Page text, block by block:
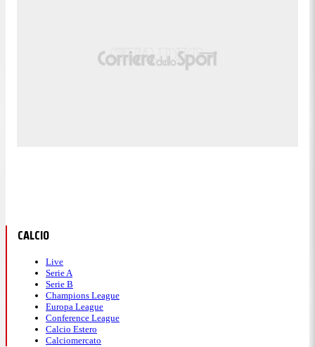
CALCIO
Live
Serie A
Serie B
Champions League
Europa League
Conference League
Calcio Estero
Calciomercato